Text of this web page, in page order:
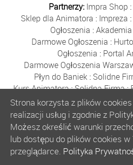
Partnerzy: Impra Shop :
Sklep dla Animatora : Impreza :
Ogłoszenia :
Darmowe Ogłoszenia :
Ogłoszenia : Portal
Darmowe Ogłoszenia
Płyn do Baniek: Solidne
Kurs Animatora:Solidna Firma:
Animator Czasu
Bezpłatne Ogłoszenia
Bańki Mydlane:
Szkolenie Animatorów:Kurs
Kurs Animatora
Kurs Animatora Poznań:
Strona korzysta z plików
realizacji usług i zgodnie z
Możesz określić warunki
lub dostępu do plików cookies w
przeglądarce. Polityka